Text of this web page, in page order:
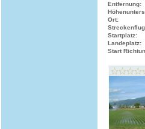
Entfernung:
Ort:
Startplatz:
Landeplatz:
Start